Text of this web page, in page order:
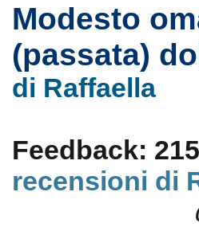
Modesto
(passata)
di Raffaella
Feedback:
recensioni di